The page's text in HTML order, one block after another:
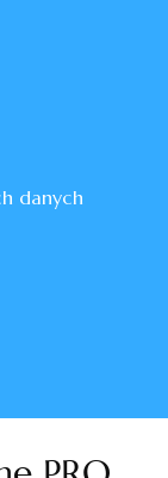
danych